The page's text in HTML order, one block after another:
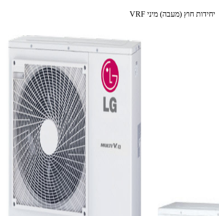
יחידות חוץ (מעבה) מיני VRF